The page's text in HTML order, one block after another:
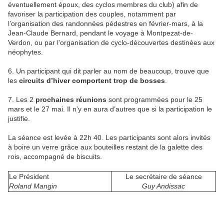
éventuellement époux, des cyclos membres du club) afin de
favoriser la participation des couples, notamment par
l’organisation des randonnées pédestres en février-mars, à la
Jean-Claude Bernard, pendant le voyage à Montpezat-de-
Verdon, ou par l’organisation de cyclo-découvertes destinées aux
néophytes.
6. Un participant qui dit parler au nom de beaucoup, trouve que
les circuits d’hiver comportent trop de bosses
7. Les 2 prochaines réunions sont programmées pour le 25
mars et le 27 mai. Il n’y en aura d’autres que si la participation le
justifie.
La séance est levée à 22h 40. Les participants sont alors invités
à boire un verre grâce aux bouteilles restant de la galette des
rois, accompagné de biscuits.
Le Président
Roland Mangin
Le secrétaire de séance
Guy Andissac